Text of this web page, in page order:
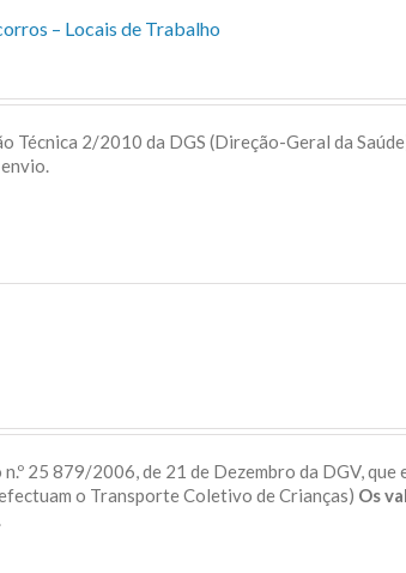
– Locais de Trabalho
Técnica 2/2010 da DGS (Direção-Geral da
envio.
25 879/2006, de 21 de Dezembro da DGV, que
o Transporte Coletivo de Crianças) Os